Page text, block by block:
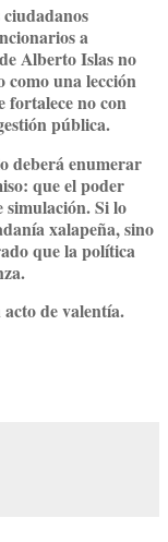
a
Alberto Islas no
comouna lección
fortalece no con
pública.
deberá enumerar
que el poder
simulación. Si lo
xalapeña, sino
que la política
.
acto de valentía.